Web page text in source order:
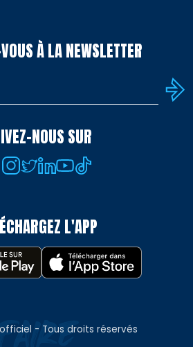
À LA NEWSLETTER
NOUS SUR
L'APP
- Tous droits réservés